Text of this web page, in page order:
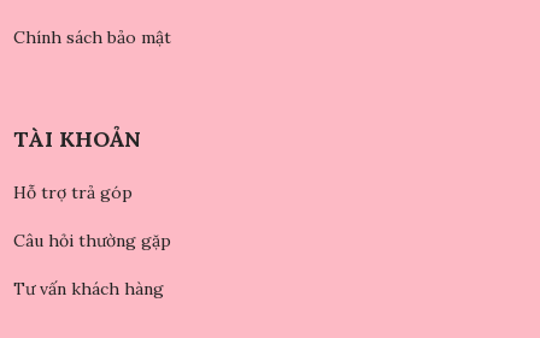
Chính sách bảo mật
TÀI KHOẢN
Hỗ trợ trả góp
Câu hỏi thường gặp
Tư vấn khách hàng